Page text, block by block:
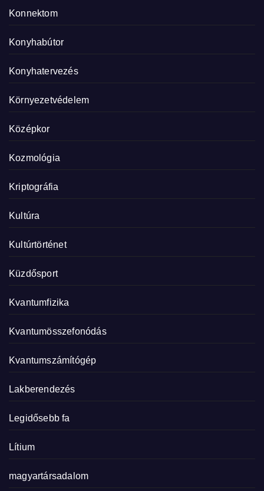
Konnektom
Konyhabútor
Konyhatervezés
Környezetvédelem
Középkor
Kozmológia
Kriptográfia
Kultúra
Kultúrtörténet
Küzdősport
Kvantumfizika
Kvantumösszefonódás
Kvantumszámítógép
Lakberendezés
Legidősebb fa
Lítium
magyartársadalom